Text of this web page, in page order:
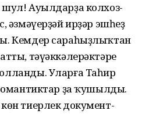
Ауылдарҙа колхоз-
әзмәүерҙәй ирҙәр эшһеҙ
Кемдер сараһыҙлыҡтан
тәүәккәлерәктәре
Уларға Таһир
ҙа ҡушылды.
тиерлек документ-